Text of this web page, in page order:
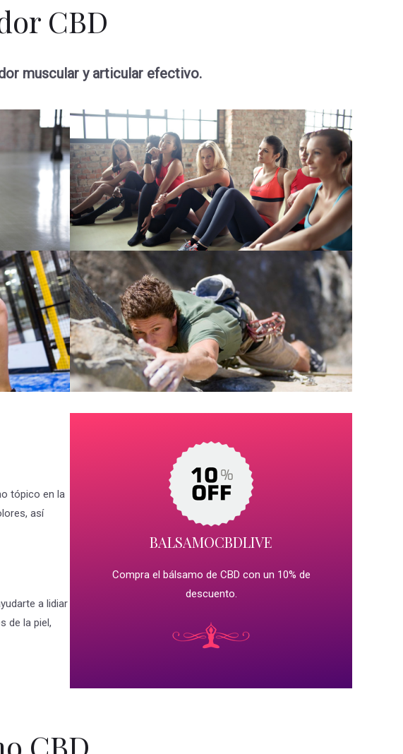
CBD
muscular y articular efectivo.
tópico en la
así
a lidiar
de la piel,
BALSAMOCBDLIVE
Compra el bálsamo de CBD con un 10% de
descuento.